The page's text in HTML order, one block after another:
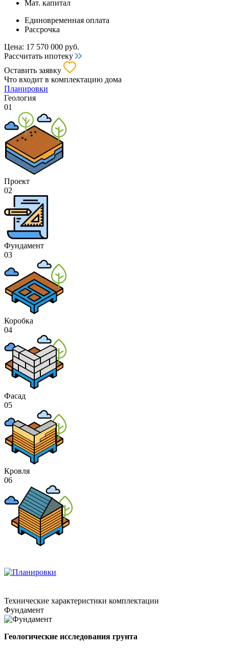
Мат. капитал
Единовременная оплата
Рассрочка
Цена: 17 570 000 руб.
Рассчитать ипотеку
Оставить заявку
Что входит в комплектацию дома
Планировки
Геология
01
Проект
02
Фундамент
03
Коробка
04
Фасад
05
Кровля
06
Технические характеристики комплектации
Фундамент
Геологические исследования грунта